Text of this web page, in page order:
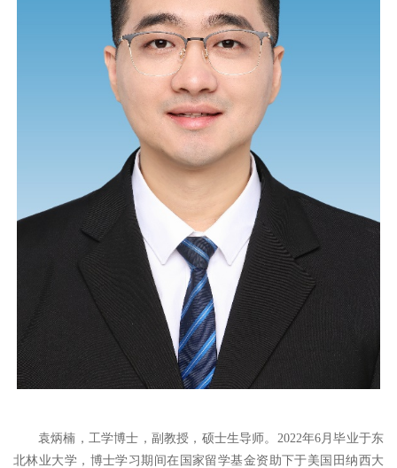
袁炳楠，工学博士，副教授 ， 硕士生导师 。 2022年6月毕业于东
北林业大学， 博士学习期间在国家留学基金资助下于美国田纳西大